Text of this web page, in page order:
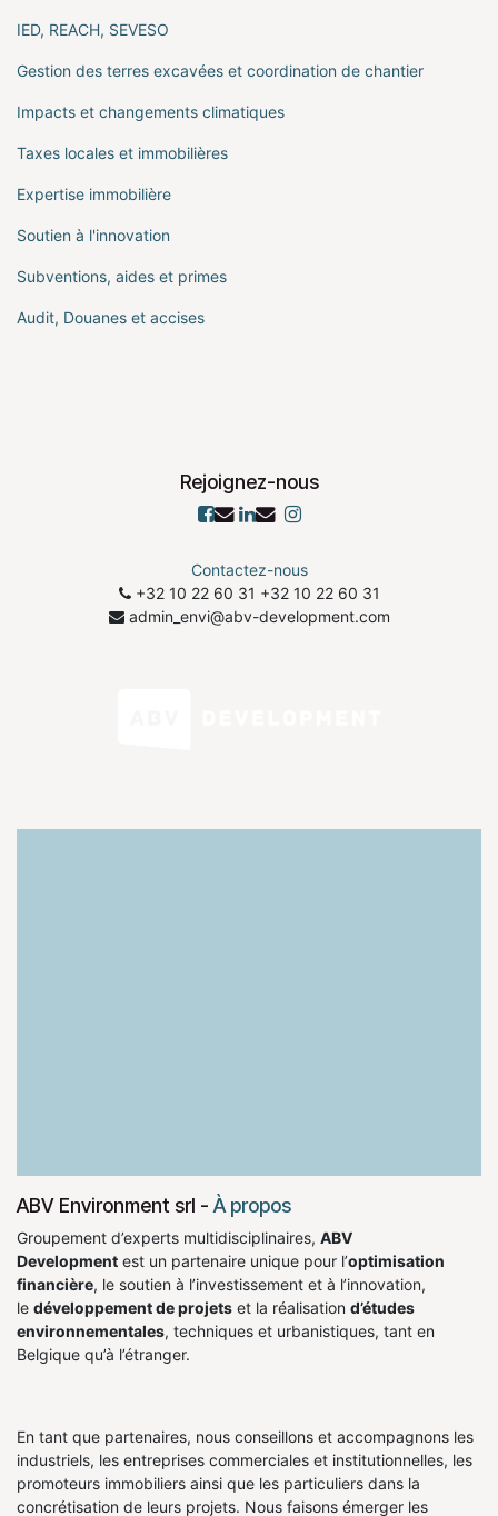
IED, REACH, SEVESO
Gestion des terres excavées et coordination de chantier
Impacts et changements climatiques
Taxes locales et immobilières
Expertise immobilière
Soutien à l'innovation
Subventions, aides et primes
Audit, Douanes et accises
Rejoignez-nous
Contactez-nous
+32 10 22 60 31 ​+32 10 22 60 31
admin_envi@abv-development.com
ABV Environment srl - À propos
Groupement d’experts multidisciplinaires, ABV
Development est un partenaire unique pour l’optimisation
financière, le soutien à l’investissement et à l’innovation,
le développement de projets et la réalisation d’études
environnementales, techniques et urbanistiques, tant en
Belgique qu’à l’étranger.
En tant que partenaires, nous conseillons et accompagnons les
industriels, les entreprises commerciales et institutionnelles, les
promoteurs immobiliers ainsi que les particuliers dans la
concrétisation de leurs projets. Nous faisons émerger les